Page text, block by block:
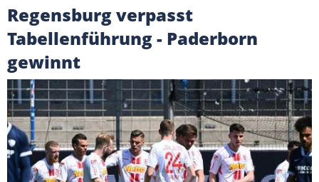
Regensburg verpasst
Tabellenführung - Paderborn
gewinnt